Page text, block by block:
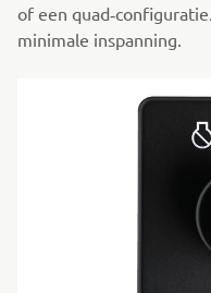
of een
minimale inspanning.